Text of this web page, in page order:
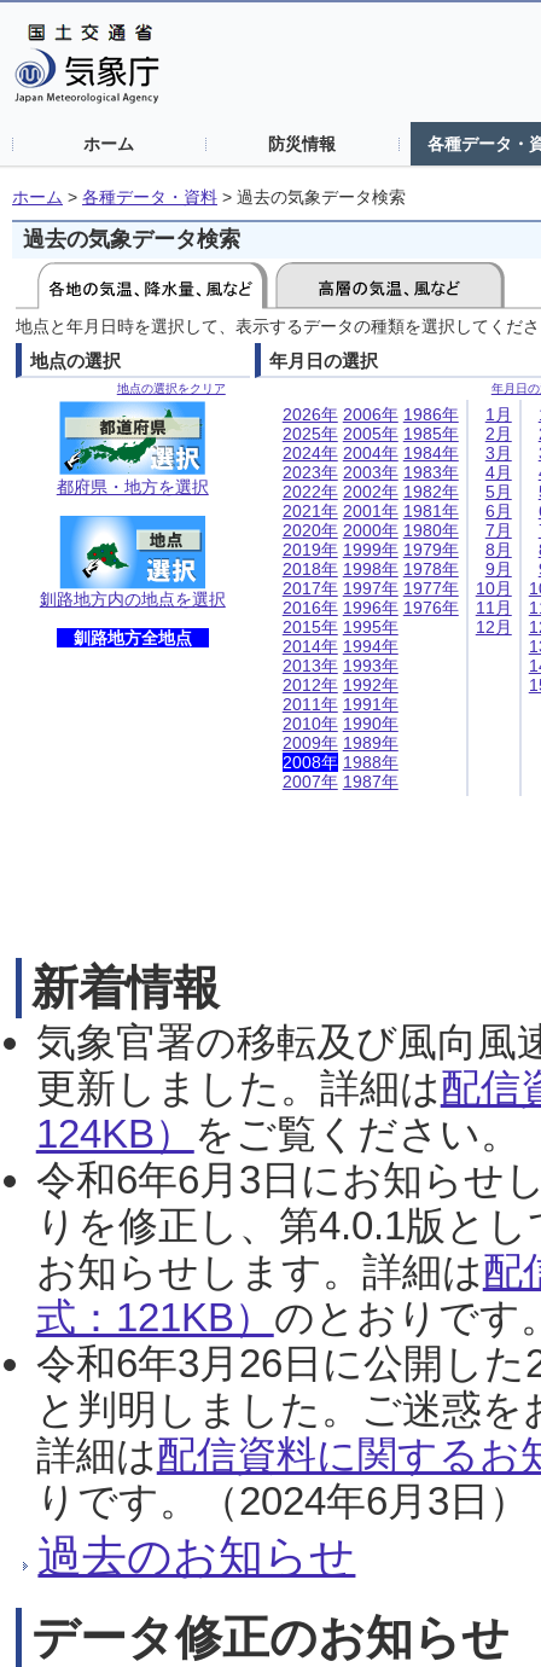
ホーム 防災情報 各種データ・
ホーム > 各種データ・資料 > 過去の気象データ検索
過去の気象データ検索
地点と年月日時を選択して、表示するデータの種類を選択してくだ
地点の選択
地点の選択をクリア
都府県・地方を選択
釧路地方内の地点を選択
釧路地方全地点
年月日の選択
年月日
2026年
2025年
2024年
2023年
2022年
2021年
2020年
2019年
2018年
2017年
2016年
2015年
2014年
2013年
2012年
2011年
2010年
2009年
2008年
2007年
2006年
2005年
2004年
2003年
2002年
2001年
2000年
1999年
1998年
1997年
1996年
1995年
1994年
1993年
1992年
1991年
1990年
1989年
1988年
1987年
1986年
1985年
1984年
1983年
1982年
1981年
1980年
1979年
1978年
1977年
1976年
1月
2月
3月
4月
5月
6月
7月
8月
9月
10月
11月
12月
新着情報
気象官署の移転及び風向風
更新しました。詳細は配信
124KB） をご覧ください。
令和6年6月3日にお知らせ
りを修正し、第4.0.1版と
お知らせします。詳細は配
式：121KB） のとおりです
令和6年3月26日に公開し
と判明しました。ご迷惑
詳細は配信資料に関するお
りです。（2024年6月3日）
過去のお知らせ
データ修正のお知らせ